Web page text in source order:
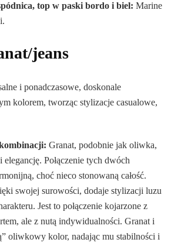
top w paski bordo i biel: Marine
jeans
i ponadczasowe, doskonale
kolorem, tworząc stylizacje casualowe,
Granat, podobnie jak oliwka,
Połączenie tych dwóch
choć nieco stonowaną całość.
swojej surowości, dodaje stylizacji luzu
Jest to połączenie kojarzone z
ale z nutą indywidualności. Granat i
oliwkowy kolor, nadając mu stabilności i